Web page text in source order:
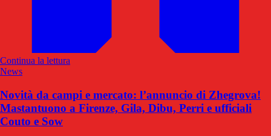
Continua la lettura
News
Novità da campi e mercato: l’annuncio di Zhegrova!
Mastantuono a Firenze, Gila, Dibu, Perri e ufficiali
Couto e Sow